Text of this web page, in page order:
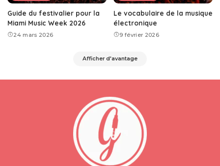
Guide du festivalier pour la
Miami Music Week 2026
24 mars 2026
Le vocabulaire de la musique
électronique
9 février 2026
Afficher d'avantage